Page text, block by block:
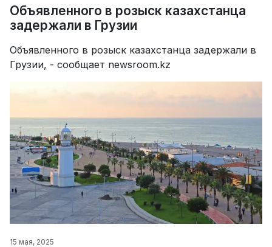
Объявленного в розыск казахстанца
задержали в Грузии
Объявленного в розыск казахстанца задержали в
Грузии, - сообщает newsroom.kz
15 мая, 2025